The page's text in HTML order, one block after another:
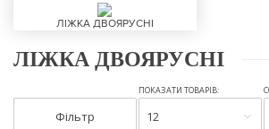
ЛІЖКА ДВОЯРУСНІ
ЛІЖКА ДВОЯРУСНІ
Фільтр
ПОКАЗАТИ ТОВАРІВ:
12